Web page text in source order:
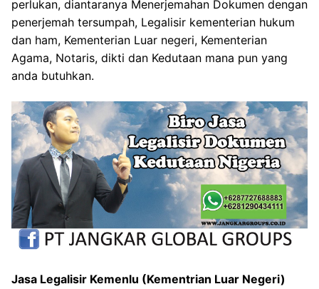
perlukan, diantaranya Menerjemahan Dokumen dengan
penerjemah tersumpah, Legalisir kementerian hukum
dan ham, Kementerian Luar negeri, Kementerian
Agama, Notaris, dikti dan Kedutaan mana pun yang
anda butuhkan.
Jasa Legalisir Kemenlu (Kementrian Luar Negeri)